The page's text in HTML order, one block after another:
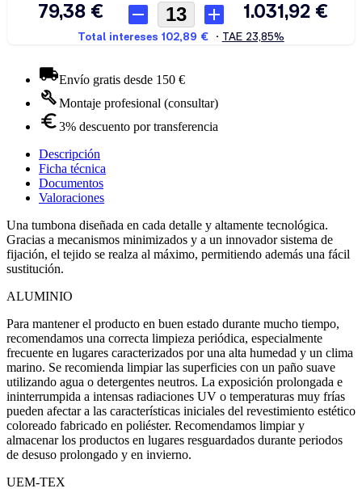
Envío gratis desde 150 €
Montaje profesional (consultar)
3% descuento por transferencia
Descripción
Ficha técnica
Documentos
Valoraciones
Una tumbona diseñada en cada detalle y altamente tecnológica.
Gracias a mecanismos minimizados y a un innovador sistema de
fijación, el tejido se realza al máximo, permitiendo además una fácil
sustitución.
ALUMINIO
Para mantener el producto en buen estado durante mucho tiempo,
recomendamos una correcta limpieza periódica, especialmente
frecuente en lugares caracterizados por una alta humedad y un clima
marino. Se recomienda limpiar las superficies con un paño suave
utilizando agua o detergentes neutros. La exposición prolongada e
ininterrumpida a intensas radiaciones UV o temperaturas muy frías
pueden afectar a las características iniciales del revestimiento estético
coloreado fabricado en poliéster. Recomendamos limpiar y
almacenar los productos en lugares resguardados durante periodos
de desuso prolongado y en invierno.
UEM-TEX